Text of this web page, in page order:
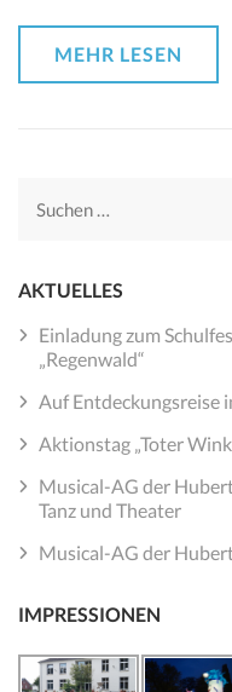
MEHR LESEN
Suchen
AKTUELLES
Einladung zum
„Regenwald“
Auf Entdeckungsreise
Aktionstag „Toter
Musical-AG der
Tanz und Theater
Musical-AG der
IMPRESSIONEN